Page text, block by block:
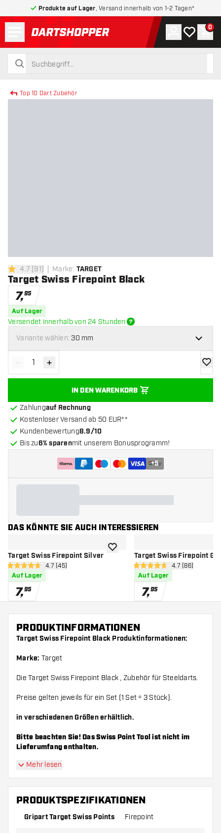
Produkte auf Lager , Versand innerhalb von 1-2 Tagen*
zurück zur Startseite
suchen
suchen
Konto
Meine 0
Top 10 Dart Zubehör
4.7 Bewertungssterne
4.7 [91] Marke: TARGET
Target Swiss Firepoint Black
7,95
Auf Lager
Versendet innerhalb von 24 Stunden
Variante wählen:30 mm
Menge verringern
- Menge erhöhen
+
IN DEN WARENKORB
Zur
Zahlungauf Rechnung
Kostenloser Versand ab 50 EUR**
Kundenbewertung8.9/10
Bis zu6% sparenmit unserem Bonusprogramm!
+5
DAS KÖNNTE SIE AUCH INTERESSIEREN
Target Swiss Firepoint Silver
Bewertungsbereich öffnen
4.7 Bewertungssterne
4.7 (45)
Auf Lager
7,95
Zur Wunschliste hinzufügen
Target Swiss Firepoint
4.7 Bewertungssterne
4.7 (86)
Auf Lager
7,95
PRODUKTINFORMATIONEN
Target Swiss Firepoint Black Produktinformationen:
Marke: Target
Die Target Swiss Firepoint Black , Zubehör für Steeldarts.
Preise gelten jeweils für ein Set (1 Set = 3 Stück).
in verschiedenen Größen erhältlich.
Bitte beachten Sie! Das Swiss Point Tool ist nicht im
Lieferumfang enthalten.
Mehr lesen
PRODUKTSPEZIFIKATIONEN
Gripart Target Swiss Points Firepoint